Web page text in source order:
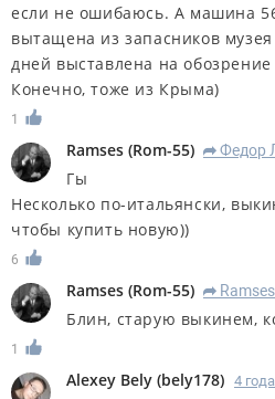
если не ошибаюсь. А машина
вытащена из запасников
дней выставлена на
Конечно, тоже из Крыма)
1
Ramses (Rom-55) R Федор
Гы
Несколько по-итальянски,
чтобы купить новую))
6
Ramses (Rom-55) R Ramses
Блин, старую выкинем,
1
Alexey Bely (bely178) 4